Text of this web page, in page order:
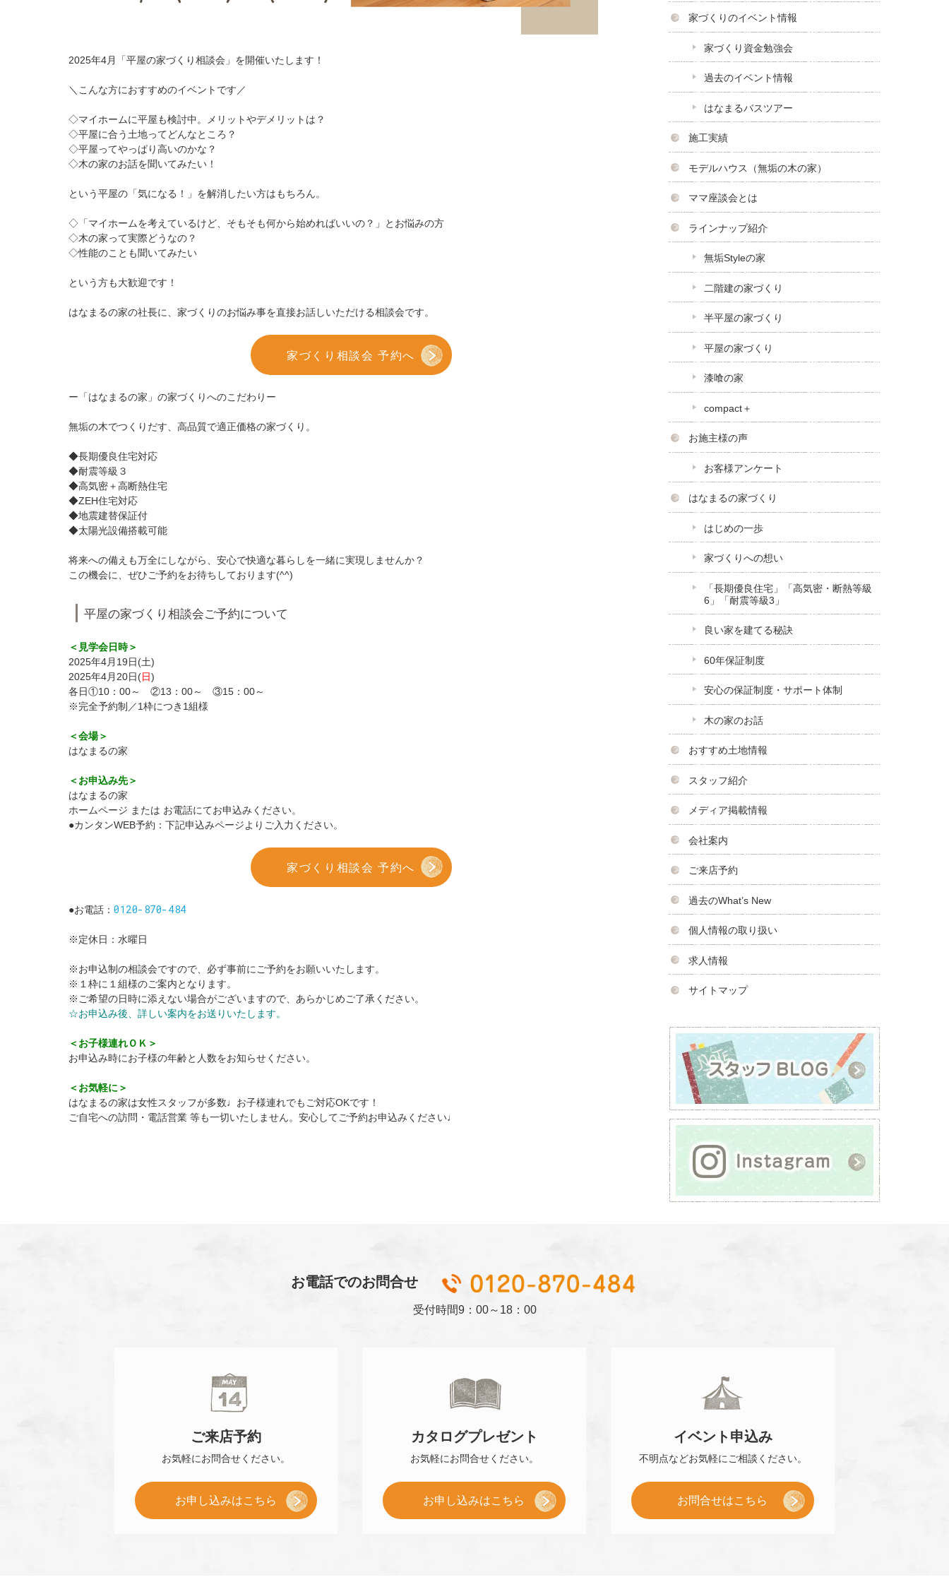
2025年4月「平屋の家づくり相談会」を開催いたします！
＼こんな方におすすめのイベントです／
◇マイホームに平屋も検討中。メリットやデメリットは？
◇平屋に合う土地ってどんなところ？
◇平屋ってやっぱり高いのかな？
◇木の家のお話を聞いてみたい！
という平屋の「気になる！」を解消したい方はもちろん。
◇「マイホームを考えているけど、そもそも何から始めればいいの？」とお悩みの方
◇木の家って実際どうなの？
◇性能のことも聞いてみたい
という方も大歓迎です！
はなまるの家の社長に、家づくりのお悩み事を直接お話しいただける相談会です。
家づくり相談会 予約へ
ー「はなまるの家」の家づくりへのこだわりー
無垢の木でつくりだす、高品質で適正価格の家づくり。
◆長期優良住宅対応
◆耐震等級３
◆高気密＋高断熱住宅
◆ZEH住宅対応
◆地震建替保証付
◆太陽光設備搭載可能
将来への備えも万全にしながら、安心で快適な暮らしを一緒に実現しませんか？
この機会に、ぜひご予約をお待ちしております(^^)
平屋の家づくり相談会ご予約について
＜見学会日時＞
2025年4月19日(土)
2025年4月20日(日)
各日①10：00～ ②13：00～ ③15：00～
※完全予約制／1枠につき1組様
＜会場＞
はなまるの家
＜お申込み先＞
はなまるの家
ホームページ または お電話にてお申込みください。
●カンタンWEB予約：下記申込みページよりご入力ください。
家づくり相談会 予約へ
●お電話： 0120-870-484
※定休日：水曜日
※お申込制の相談会ですので、必ず事前にご予約をお願いいたします。
※１枠に１組様のご案内となります。
※ご希望の日時に添えない場合がございますので、あらかじめご了承ください。
☆お申込み後、詳しい案内をお送りいたします。
＜お子様連れＯＫ＞
お申込み時にお子様の年齢と人数をお知らせください。
＜お気軽に＞
はなまるの家は女性スタッフが多数♩お子様連れでもご対応OKです！
ご自宅への訪問・電話営業 等も一切いたしません。安心してご予約お申込みください♩
家づくりのイベント情報
家づくり資金勉強会
過去のイベント情報
はなまるバスツアー
施工実績
モデルハウス（無垢の木の家）
ママ座談会とは
ラインナップ紹介
無垢Styleの家
二階建の家づくり
半平屋の家づくり
平屋の家づくり
漆喰の家
compact＋
お施主様の声
お客様アンケート
はなまるの家づくり
はじめの一歩
家づくりへの想い
「長期優良住宅」「高気密・断熱等級
6」「耐震等級3」
良い家を建てる秘訣
60年保証制度
安心の保証制度・サポート体制
木の家のお話
おすすめ土地情報
スタッフ紹介
メディア掲載情報
会社案内
ご来店予約
過去のWhat’s New
個人情報の取り扱い
求人情報
サイトマップ
お電話でのお問合せ
受付時間9：00～18：00
ご来店予約
お気軽にお問合せください。
お申し込みはこちら
カタログプレゼント
お気軽にお問合せください。
お申し込みはこちら
イベント 申込み
不明点などお気軽に ご相談ください。
お問合せはこちら